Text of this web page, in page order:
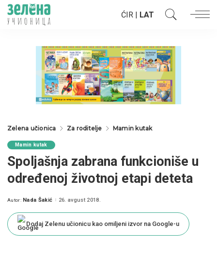
ĆIR | LAT
Zelena učionica Za roditelje Mamin kutak
Mamin kutak
Spoljašnja zabrana funkcioniše u
određenoj životnoj etapi deteta
Posted
Autor: Nada Šakić 26. avgust 2018.
Dodaj Zelenu učionicu kao omiljeni izvor na Google-u